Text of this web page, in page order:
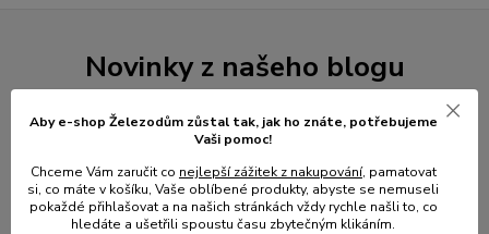
Novinky z našeho blogu
Aby e-shop Železodům zůstal tak, jak ho znáte, potřebujeme
Vaši pomoc!
Chceme Vám zaručit co nejlepší zážitek z nakupování, pamatovat
si, co máte v košíku, Vaše oblíbené produkty, abyste se nemuseli
pokaždé přihlašovat a na našich stránkách vždy rychle našli to, co
hledáte a ušetřili spoustu času zbytečným klikáním.